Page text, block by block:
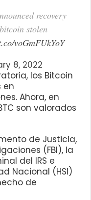
recovery
stolen
voGmFUkYoY
8, 2022
los Bitcoin
en
Ahora, en
son valorados
de Justicia,
(FBI), la
del IRS e
Nacional (HSI)
de